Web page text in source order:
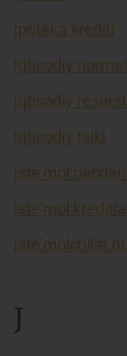
Ipoteka krediti
Iqtisodiy
Iqtisodiy
Iqtisodiy tsikl
Iste'mol
Iste’mol
Iste’molchilar
J